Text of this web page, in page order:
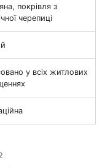
покрівля з
черепиці
у всіх житлових